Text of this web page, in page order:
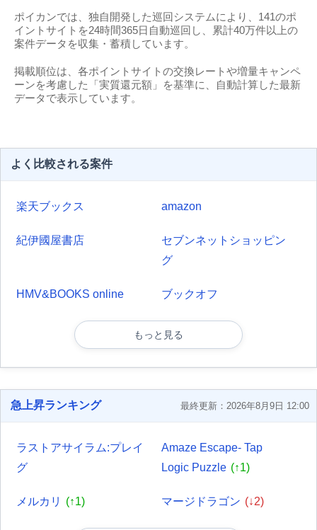
ポイカンでは、独自開発した巡回システムにより、141のポ
イントサイトを24時間365日自動巡回し、累計40万件以上の
案件データを収集・蓄積しています。
掲載順位は、各ポイントサイトの交換レートや増量キャンペ
ーンを考慮した「実質還元額」を基準に、自動計算した最新
データで表示しています。
よく比較される案件
楽天ブックス amazon
紀伊國屋書店
セブンネットショッピン
グ
HMV&BOOKS online ブックオフ
もっと見る
急上昇ランキング 最終更新：2026年8月9日 12:00
ラストアサイラム:プレイ
グ
Amaze Escape- Tap
Logic Puzzle (↑1)
メルカリ (↑1) マージドラゴン (↓2)